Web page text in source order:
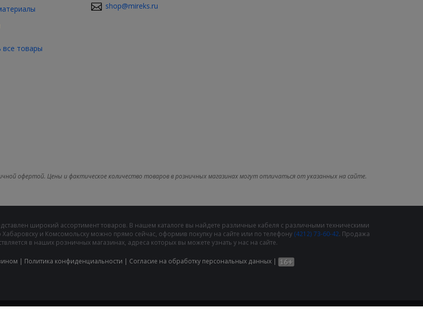
все товары
shop@mireks.ru
офертой. Цены и фактическое количество товаров в розничных магазинах могут отличаться от указанных на сайте.
широкий ассортимент товаров. В нашем каталоге вы найдете различные кабеля с различными техническими
и Комсомольску можно прямо сейчас, оформив покупку на сайте или по телефону (4212) 73-60-42. Продажа
в наших розничных магазинах, адреса которых вы можете узнать у нас на сайте.
| Политика конфиденциальности | Cогласие на обработку персональных данных |